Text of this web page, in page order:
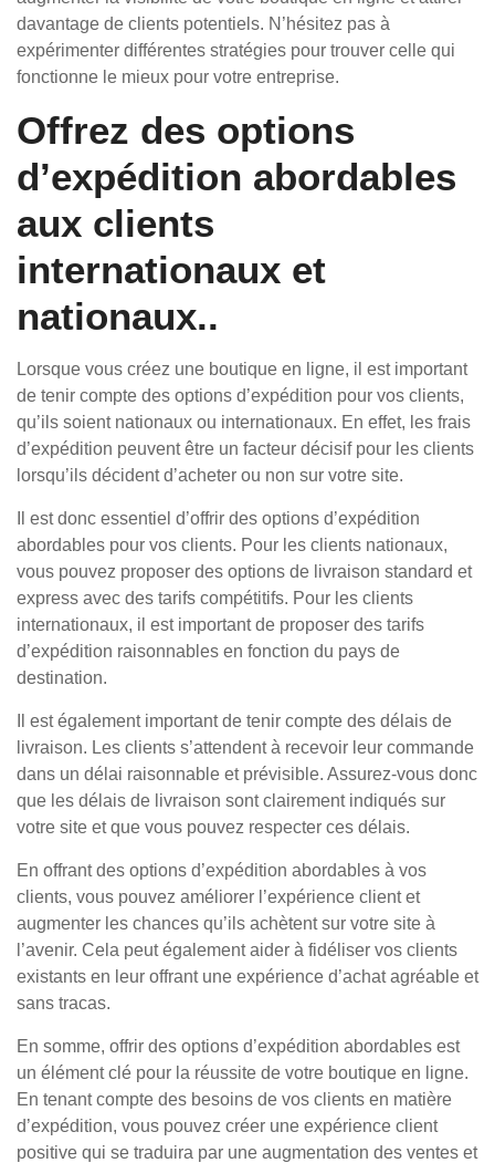
davantage de clients potentiels. N’hésitez pas à
expérimenter différentes stratégies pour trouver celle qui
fonctionne le mieux pour votre entreprise.
Offrez des options
d’expédition abordables
aux clients
internationaux et
nationaux..
Lorsque vous créez une boutique en ligne, il est important
de tenir compte des options d’expédition pour vos clients,
qu’ils soient nationaux ou internationaux. En effet, les frais
d’expédition peuvent être un facteur décisif pour les clients
lorsqu’ils décident d’acheter ou non sur votre site.
Il est donc essentiel d’offrir des options d’expédition
abordables pour vos clients. Pour les clients nationaux,
vous pouvez proposer des options de livraison standard et
express avec des tarifs compétitifs. Pour les clients
internationaux, il est important de proposer des tarifs
d’expédition raisonnables en fonction du pays de
destination.
Il est également important de tenir compte des délais de
livraison. Les clients s’attendent à recevoir leur commande
dans un délai raisonnable et prévisible. Assurez-vous donc
que les délais de livraison sont clairement indiqués sur
votre site et que vous pouvez respecter ces délais.
En offrant des options d’expédition abordables à vos
clients, vous pouvez améliorer l’expérience client et
augmenter les chances qu’ils achètent sur votre site à
l’avenir. Cela peut également aider à fidéliser vos clients
existants en leur offrant une expérience d’achat agréable et
sans tracas.
En somme, offrir des options d’expédition abordables est
un élément clé pour la réussite de votre boutique en ligne.
En tenant compte des besoins de vos clients en matière
d’expédition, vous pouvez créer une expérience client
positive qui se traduira par une augmentation des ventes et